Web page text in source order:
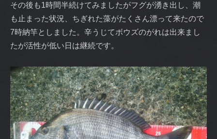
その後も1時間半続けてみましたがフグが湧き出し、潮
も止まった状況、ちぎれた藻がたくさん漂って来たので
7時納竿としました。辛うじてボウズのがれは出来まし
たが活性が低い日は継続です。